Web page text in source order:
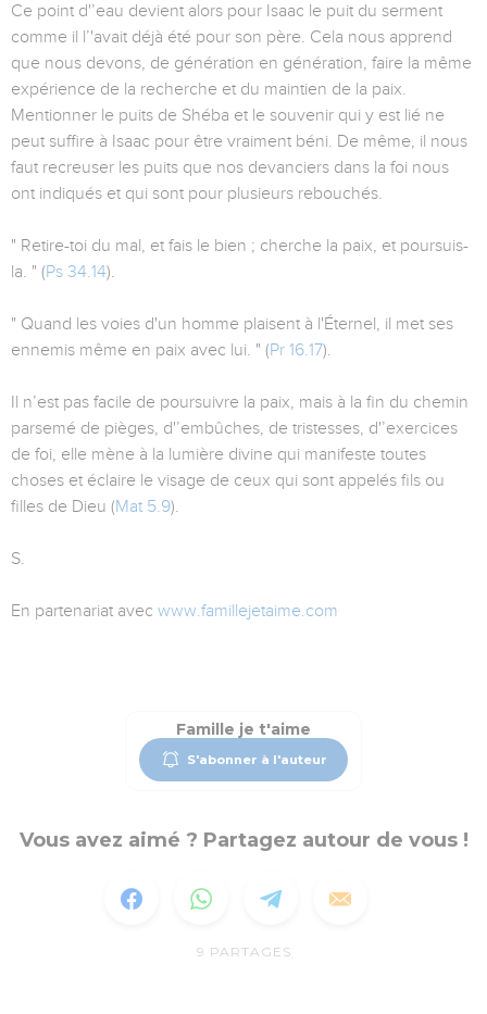
Ce point d'’eau devient alors pour Isaac le puit du serment
comme il l’'avait déjà été pour son père. Cela nous apprend
que nous devons, de génération en génération, faire la même
expérience de la recherche et du maintien de la paix.
Mentionner le puits de Shéba et le souvenir qui y est lié ne
peut suffire à Isaac pour être vraiment béni. De même, il nous
faut recreuser les puits que nos devanciers dans la foi nous
ont indiqués et qui sont pour plusieurs rebouchés.
" Retire-toi du mal, et fais le bien ; cherche la paix, et poursuis-
la. " (Ps 34.14).
" Quand les voies d'un homme plaisent à l'Éternel, il met ses
ennemis même en paix avec lui. " (Pr 16.17).
Il n’est pas facile de poursuivre la paix, mais à la fin du chemin
parsemé de pièges, d'’embûches, de tristesses, d'’exercices
de foi, elle mène à la lumière divine qui manifeste toutes
choses et éclaire le visage de ceux qui sont appelés fils ou
filles de Dieu (Mat 5.9).
S.
En partenariat avec www.famillejetaime.com
Famille je t'aime
S'abonner à l'auteur
Vous avez aimé ? Partagez autour de vous !
9 PARTAGES